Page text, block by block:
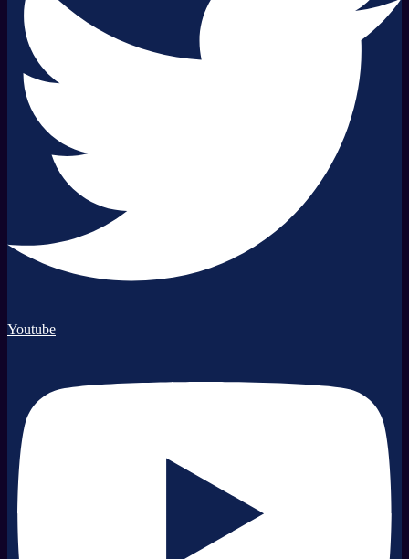
Youtube